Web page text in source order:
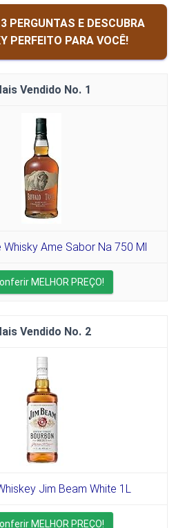
PERGUNTAS E DESCUBRA
PERFEITO PARA VOCÊ!
1
Whisky Ame Sabor Na 750 Ml
MELHOR PREÇO!
2
Jim Beam White 1L
MELHOR PREÇO!